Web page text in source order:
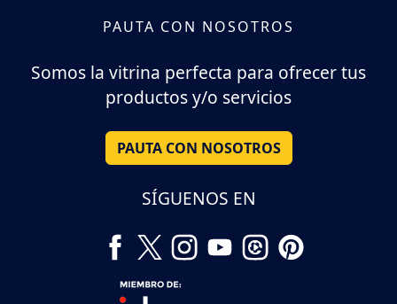
PAUTA CON NOSOTROS
Somos la vitrina perfecta para ofrecer tus
productos y/o servicios
PAUTA CON NOSOTROS
SÍGUENOS EN